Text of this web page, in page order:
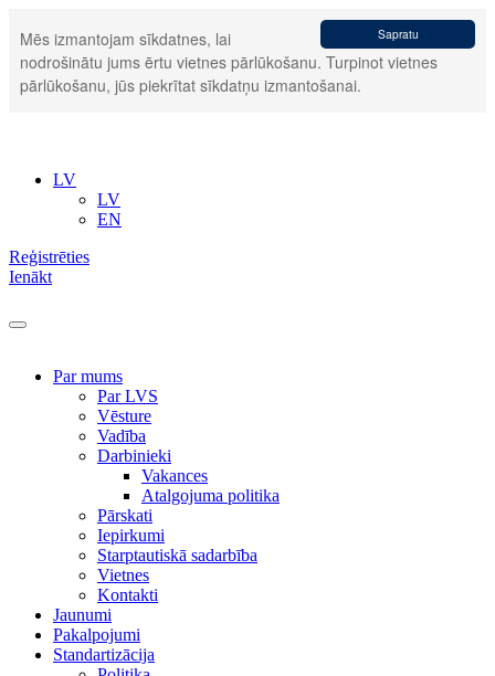
Sapratu
Mēs izmantojam sīkdatnes, lai
nodrošinātu jums ērtu vietnes pārlūkošanu. Turpinot vietnes
pārlūkošanu, jūs piekrītat sīkdatņu izmantošanai.
LV
LV
EN
Reģistrēties
Ienākt
Par mums
Par LVS
Vēsture
Vadība
Darbinieki
Vakances
Atalgojuma politika
Pārskati
Iepirkumi
Starptautiskā sadarbība
Vietnes
Kontakti
Jaunumi
Pakalpojumi
Standartizācija